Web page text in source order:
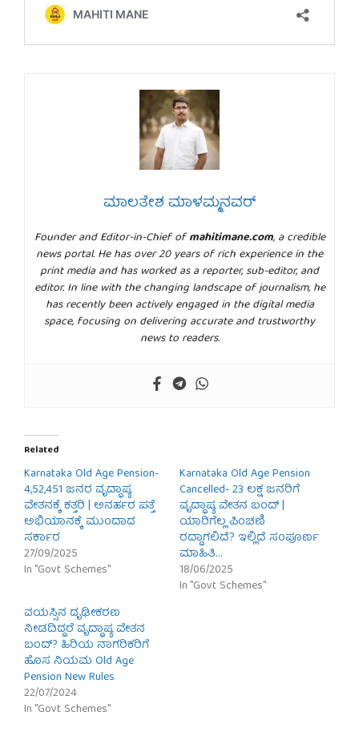
ಮಾಲತೇಶ ಮಾಳಮ್ಮನವರ್
Founder and Editor-in-Chief ofmahitimane.com, a credible
news portal. He has over 20 years of rich experience in the
print media and has worked as a reporter, sub-editor, and
editor. In line with the changing landscape of journalism, he
has recently been actively engaged in the digital media
space, focusing on delivering accurate and trustworthy
news to readers.
Related
Karnataka Old Age Pension-
4,52,451 ಜನರ ವೃದ್ಧಾಪ್ಯ
ವೇತನಕ್ಕೆ ಕತ್ತರಿ | ಅನರ್ಹರ ಪತ್ತೆ
ಅಭಿಯಾನಕ್ಕೆ ಮುಂದಾದ
ಸರ್ಕಾರ
27/09/2025
In "Govt Schemes"
Karnataka Old Age Pension
Cancelled- 23 ಲಕ್ಷ ಜನರಿಗೆ
ವೃದ್ಧಾಪ್ಯ ವೇತನ ಬಂದ್ |
ಯಾರಿಗೆಲ್ಲ ಪಿಂಚಣಿ
ರದ್ದಾಗಲಿದೆ? ಇಲ್ಲಿದೆ ಸಂಪೂರ್ಣ
ಮಾಹಿತಿ…
18/06/2025
In "Govt Schemes"
ವಯಸ್ಸಿನ ದೃಢೀಕರಣ
ನೀಡದಿದ್ದರೆ ವೃದ್ಧಾಪ್ಯ ವೇತನ
ಬಂದ್? ಹಿರಿಯ ನಾಗರಿಕರಿಗೆ
ಹೊಸ ನಿಯಮ Old Age
Pension New Rules
22/07/2024
In "Govt Schemes"